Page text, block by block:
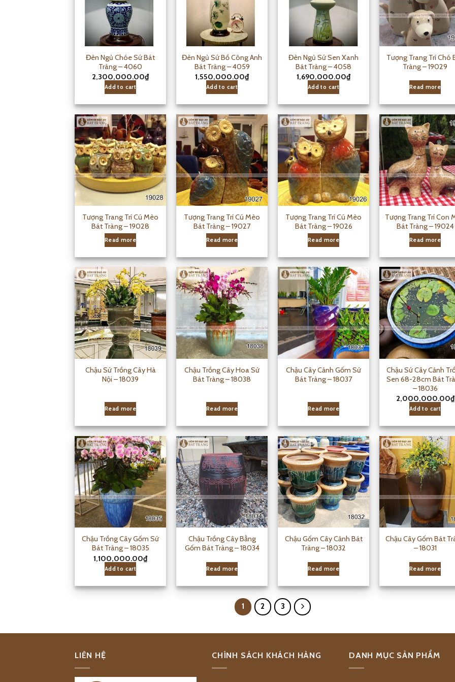
Đèn Ngủ Chóe Sứ Bát
Tràng – 4060
2,300,000.00₫
Add to cart
Đèn Ngủ Sứ Bồ Công Anh
Bát Tràng – 4059
1,550,000.00₫
Add to cart
Đèn Ngủ Sứ Sen Xanh
Bát Tràng – 4058
1,690,000.00₫
Add to cart
Tượng Trang Trí Chó
Tràng – 19029
Read more
Tượng Trang Trí Cú Mèo
Bát Tràng – 19028
Read more
Tượng Trang Trí Cú Mèo
Bát Tràng – 19027
Read more
Tượng Trang Trí Cú Mèo
Bát Tràng – 19026
Read more
Tượng Trang Trí Con
Bát Tràng – 19024
Read more
Chậu Sứ Trồng Cây Hà
Nội – 18039
Read more
Chậu Trồng Cây Hoa Sứ
Bát Tràng – 18038
Read more
Chậu Cây Cảnh Gốm Sứ
Bát Tràng – 18037
Read more
Chậu Sứ Cây Cảnh
Sen 68-28cm Bát
– 18036
2,000,000.00₫
Add to cart
Chậu Trồng Cây Gốm Sứ
Bát Tràng – 18035
1,100,000.00₫
Add to cart
Chậu Trồng Cây Bằng
Gốm Bát Tràng – 18034
Read more
Chậu Gốm Cây Cảnh Bát
Tràng – 18032
Read more
Chậu Cây Gốm Bát
– 18031
Read more
1 2 3
LIÊN HỆ CHÍNH SÁCH KHÁCH HÀNG DANH MỤC SẢN PHẨM